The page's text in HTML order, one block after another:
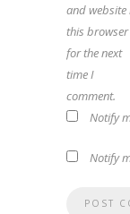
and website
this browser
for the next
time I
comment.
Notify
Notify